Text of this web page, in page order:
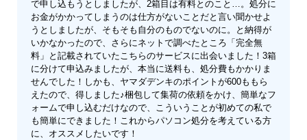
で申し込もうとしましたが、2箱目は有料とのこと…。処分に
お金がかかってしまうのは仕方がないことだと言い聞かせよ
うとしましたが、そもそも自分のものでないのに。と納得が
いかなかったので、さらにネットで調べたところ「完全無
料」と記載されていたこちらのサービスに出会いました！3箱
に分けて申込みましたが、本当に送料も、処分費もかかりま
せんでした！しかも、ヤマダデンキのポイントが600ももら
えたので、得しました♪梱包して集荷の依頼をかけ、簡単なフ
ォームで申し込むだけなので、こういうことが初めての私で
も簡単にできました！これからパソコン処分を考えている方
に、オススメしたいです！